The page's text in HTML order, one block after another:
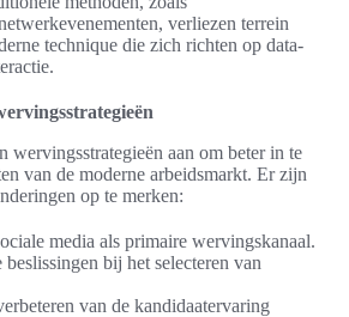
verliezen terrein
technique die zich richten op data-
wervingsstrategieën aan om beter in te
van de moderne arbeidsmarkt. Er zijn
op te merken:
media als primaire wervingskanaal.
beslissingen bij het selecteren van
van de kandidaatervaring